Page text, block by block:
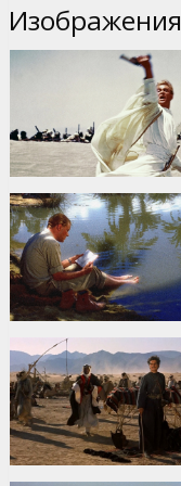
Изображения